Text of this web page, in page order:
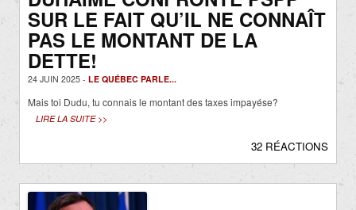
SUR LE FAIT QU’IL NE CONNAÎT
PAS LE MONTANT DE LA
DETTE!
24 JUIN 2025 - LE QUÉBEC PARLE...
Mais toi Dudu, tu connais le montant des taxes impayése?
LIRE LA SUITE >>
32 RÉACTIONS